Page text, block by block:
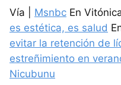
Vía | Msnbc En Vitónica
es estética, es salud
evitar la retención de
estreñimiento en
Nicubunu